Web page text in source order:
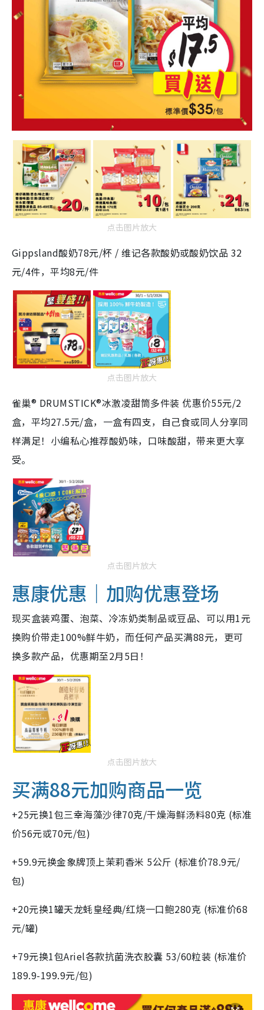
点击图片放大
Gippsland酸奶78元/杯 / 维记各款酸奶或酸奶饮品 32
元/4件，平均8元/件
点击图片放大
雀巢® DRUMSTICK®冰激凌甜筒多件装 优惠价55元/2
盒，平均27.5元/盒，一盒有四支，自己食或同人分享同
样满足！小编私心推荐酸奶味，口味酸甜，带来更大享
受。
点击图片放大
惠康优惠｜加购优惠登场
现买盒装鸡蛋、泡菜、冷冻奶类制品或豆品、可以用1元
换购价带走100%鲜牛奶，而任何产品买满88元，更可
换多款产品，优惠期至2月5日！
点击图片放大
买满88元加购商品一览
+25元换1包三幸海藻沙律70克/干燥海鲜汤料80克 (标准
价56元或70元/包)
+59.9元换金象牌顶上茉莉香米 5公斤 (标准价78.9元/
包)
+20元换1罐天龙蚝皇经典/红烧一口鲍280克 (标准价68
元/罐)
+79元换1包Ariel各款抗菌洗衣胶囊 53/60粒装 (标准价
189.9-199.9元/包)